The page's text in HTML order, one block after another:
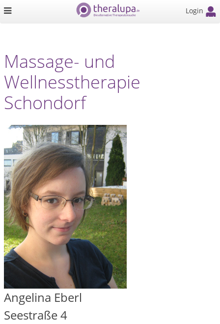
Login
Massage- und
Wellnesstherapie
Schondorf
Angelina Eberl
Seestraße 4